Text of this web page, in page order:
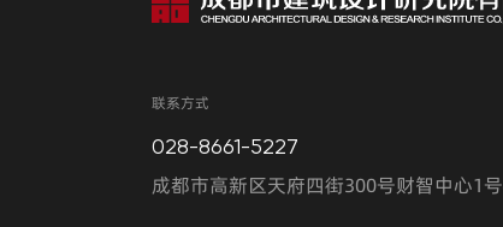
在新的发展时期， CDAD将坚持“创新、激
承“构想城市未来，创造宜居空间”的使命
国城市建设领域领先的、以工程设计咨询为
高科技、创新型企业”愿景而不懈努力。
联系方式
028-8661-5227
成都市高新区天府四街300号财智中心1